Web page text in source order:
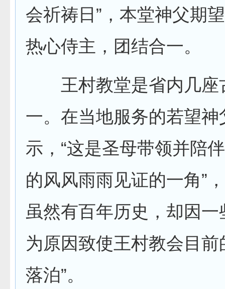
会祈祷日”，本堂神父期
热心侍主，团结合一。
王村教堂是省内几座
一。在当地服务的若望神
示，“这是圣母带领并陪
的风风雨雨见证的一角”
虽然有百年历史，却因
为原因致使王村教会目前
落泊”。